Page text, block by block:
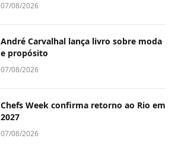
07/08/2026
André Carvalhal lança livro sobre moda
e propósito
07/08/2026
Chefs Week confirma retorno ao Rio em
2027
07/08/2026